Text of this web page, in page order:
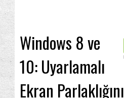
Windows 8 ve
10: Uyarlamalı
Ekran Parlaklığını